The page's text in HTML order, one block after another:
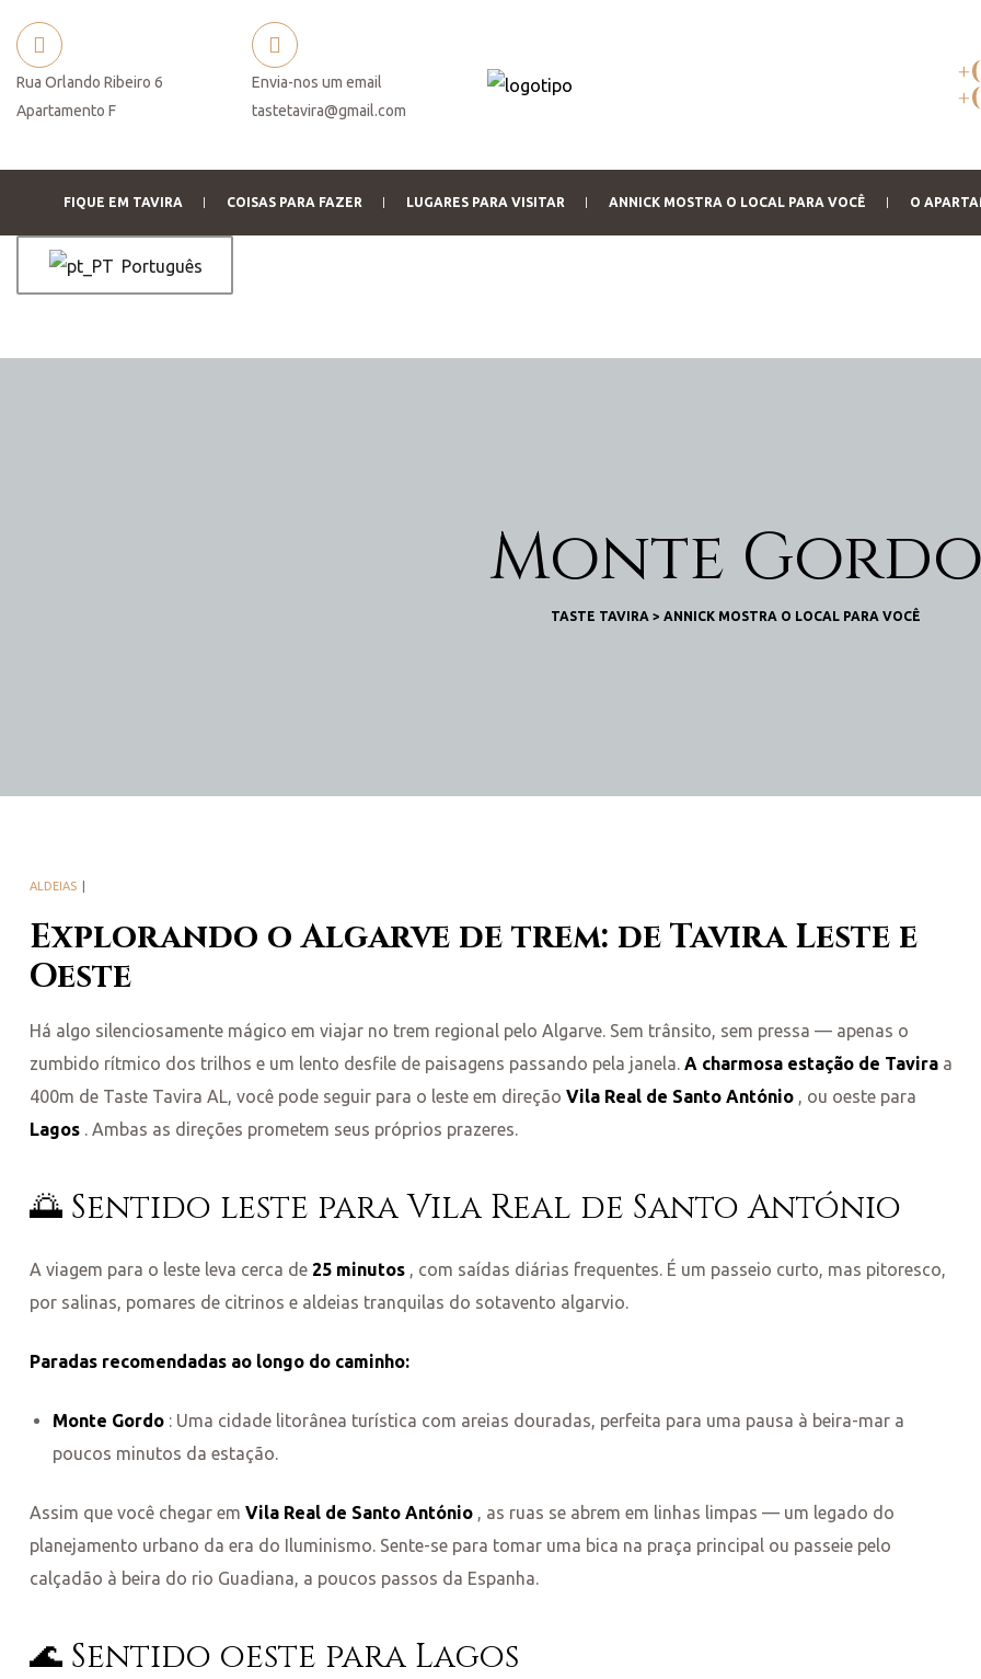
Rua Orlando Ribeiro 6
Apartamento F
Envia-nos um email
tastetavira@gmail.com
FIQUE EM TAVIRA COISAS PARA FAZER LUGARES PARA VISITAR ANNICK MOSTRA O LOCAL PARA VOCÊ O
Português
Monte Gordo
TASTE TAVIRA > ANNICK MOSTRA O LOCAL PARA VOCÊ
Explorando o Algarve de trem: de Tavira Leste e
Oeste
ALDEIAS
Há algo silenciosamente mágico em viajar no trem regional pelo Algarve. Sem trânsito, sem pressa — apenas o
zumbido rítmico dos trilhos e um lento desfile de paisagens passando pela janela. A charmosa estação de Tavira a
400m de Taste Tavira AL, você pode seguir para o leste em direção Vila Real de Santo António , ou oeste para
Lagos . Ambas as direções prometem seus próprios prazeres.
🌅 Sentido leste para Vila Real de Santo António
A viagem para o leste leva cerca de 25 minutos , com saídas diárias frequentes. É um passeio curto, mas pitoresco,
por salinas, pomares de citrinos e aldeias tranquilas do sotavento algarvio.
Paradas recomendadas ao longo do caminho:
Monte Gordo: Uma cidade litorânea turística com areias douradas, perfeita para uma pausa à beira-mar a
poucos minutos da estação.
Assim que você chegar em Vila Real de Santo António , as ruas se abrem em linhas limpas — um legado do
planejamento urbano da era do Iluminismo. Sente-se para tomar uma bica na praça principal ou passeie pelo
calçadão à beira do rio Guadiana, a poucos passos da Espanha.
🌊 Sentido oeste para Lagos
de